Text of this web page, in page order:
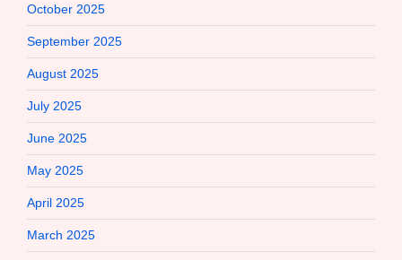
October 2025
September 2025
August 2025
July 2025
June 2025
May 2025
April 2025
March 2025